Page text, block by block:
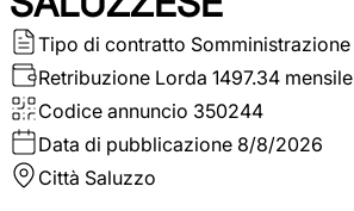
Tipo di contratto Somministrazione
Retribuzione Lorda 1497.34 mensile
Codice annuncio 350244
Data di pubblicazione 8/8/2026
Città Saluzzo